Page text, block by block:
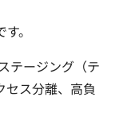
。
テージング（テ
ス分離、高負